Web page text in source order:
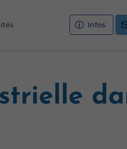
Infos